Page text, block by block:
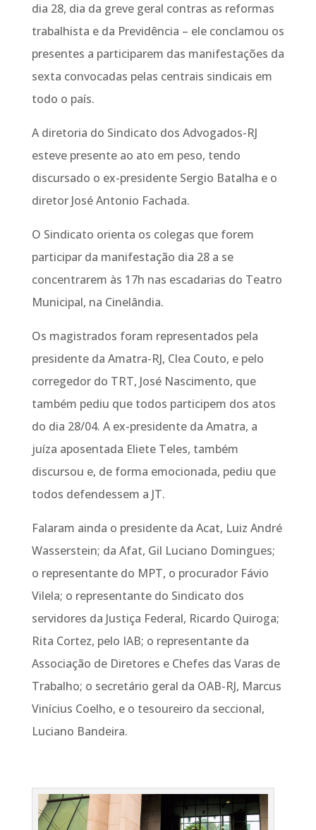
dia 28, dia da greve geral contras as reformas
trabalhista e da Previdência – ele conclamou os
presentes a participarem das manifestações da
sexta convocadas pelas centrais sindicais em
todo o país.
A diretoria do Sindicato dos Advogados-RJ
esteve presente ao ato em peso, tendo
discursado o ex-presidente Sergio Batalha e o
diretor José Antonio Fachada.
O Sindicato orienta os colegas que forem
participar da manifestação dia 28 a se
concentrarem às 17h nas escadarias do Teatro
Municipal, na Cinelândia.
Os magistrados foram representados pela
presidente da Amatra-RJ, Clea Couto, e pelo
corregedor do TRT, José Nascimento, que
também pediu que todos participem dos atos
do dia 28/04. A ex-presidente da Amatra, a
juíza aposentada Eliete Teles, também
discursou e, de forma emocionada, pediu que
todos defendessem a JT.
Falaram ainda o presidente da Acat, Luiz André
Wasserstein; da Afat, Gil Luciano Domingues;
o representante do MPT, o procurador Fávio
Vilela; o representante do Sindicato dos
servidores da Justiça Federal, Ricardo Quiroga;
Rita Cortez, pelo IAB; o representante da
Associação de Diretores e Chefes das Varas de
Trabalho; o secretário geral da OAB-RJ, Marcus
Vinícius Coelho, e o tesoureiro da seccional,
Luciano Bandeira.